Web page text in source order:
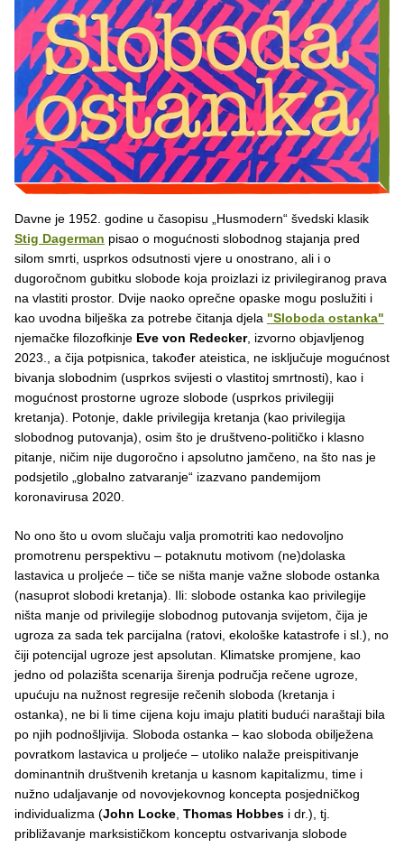
Davne je 1952. godine u časopisu „Husmodern“ švedski klasik
Stig Dagerman pisao o mogućnosti slobodnog stajanja pred
silom smrti, usprkos odsutnosti vjere u onostrano, ali i o
dugoročnom gubitku slobode koja proizlazi iz privilegiranog prava
na vlastiti prostor. Dvije naoko oprečne opaske mogu poslužiti i
kao uvodna bilješka za potrebe čitanja djela "Sloboda ostanka"
njemačke filozofkinje Eve von Redecker, izvorno objavljenog
2023., a čija potpisnica, također ateistica, ne isključuje mogućnost
bivanja slobodnim (usprkos svijesti o vlastitoj smrtnosti), kao i
mogućnost prostorne ugroze slobode (usprkos privilegiji
kretanja). Potonje, dakle privilegija kretanja (kao privilegija
slobodnog putovanja), osim što je društveno-političko i klasno
pitanje, ničim nije dugoročno i apsolutno jamčeno, na što nas je
podsjetilo „globalno zatvaranje“ izazvano pandemijom
koronavirusa 2020.
No ono što u ovom slučaju valja promotriti kao nedovoljno
promotrenu perspektivu – potaknutu motivom (ne)dolaska
lastavica u proljeće – tiče se ništa manje važne slobode ostanka
(nasuprot slobodi kretanja). Ili: slobode ostanka kao privilegije
ništa manje od privilegije slobodnog putovanja svijetom, čija je
ugroza za sada tek parcijalna (ratovi, ekološke katastrofe i sl.), no
čiji potencijal ugroze jest apsolutan. Klimatske promjene, kao
jedno od polazišta scenarija širenja područja rečene ugroze,
upućuju na nužnost regresije rečenih sloboda (kretanja i
ostanka), ne bi li time cijena koju imaju platiti budući naraštaji bila
po njih podnošljivija. Sloboda ostanka – kao sloboda obilježena
povratkom lastavica u proljeće – utoliko nalaže preispitivanje
dominantnih društvenih kretanja u kasnom kapitalizmu, time i
nužno udaljavanje od novovjekovnog koncepta posjedničkog
individualizma (John Locke Thomas Hobbes i dr.), tj.
približavanje marksističkom konceptu ostvarivanja slobode